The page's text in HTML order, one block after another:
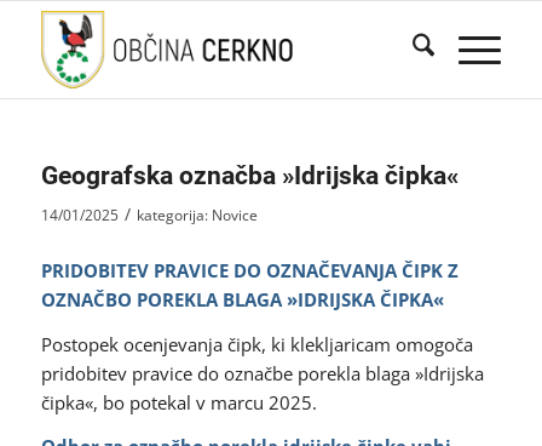
Geografska označba »Idrijska čipka«
14/01/2025 / kategorija: Novice
PRIDOBITEV PRAVICE DO OZNAČEVANJA ČIPK Z
OZNAČBO POREKLA BLAGA »IDRIJSKA ČIPKA«
Postopek ocenjevanja čipk, ki klekljaricam omogoča
pridobitev pravice do označbe porekla blaga »Idrijska
čipka«, bo potekal v marcu 2025.